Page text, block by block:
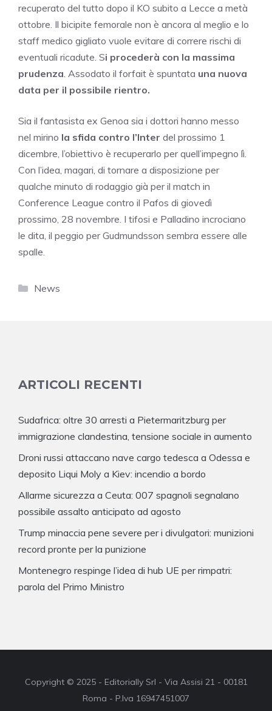
recuperato del tutto dopo il KO subito a Lecce a metà
ottobre. Il bicipite femorale non è ancora al meglio e lo
staff medico gigliato vuole evitare di correre rischi di
eventuali ricadute. Si procederà con la massima
prudenza . Assodato il forfait è spuntata una nuova
data per il possibile rientro.
Sia il fantasista ex Genoa sia i dottori hanno messo
nel mirino la sfida contro l’Inter del prossimo 1
dicembre, l’obiettivo è recuperarlo per quell’impegno lì.
Con l’idea, magari, di tornare a disposizione per
qualche minuto di rodaggio già per il match in
Conference League contro il Pafos di giovedì
prossimo, 28 novembre. I tifosi e Palladino incrociano
le dita, il peggio per Gudmundsson sembra essere alle
spalle.
Categorie
News
ARTICOLI RECENTI
Sudafrica: oltre 30 arresti a Pietermaritzburg per
immigrazione clandestina, tensione sociale in aumento
Droni russi attaccano nave cargo tedesca a Odessa e
deposito Liqui Moly a Kiev: incendio a bordo
Allarme sicurezza a Ceuta: 007 spagnoli segnalano
possibile assalto anticipato ad agosto
Trump minaccia pene severe per i divulgatori: munizioni
record pronte per la punizione
Montenegro respinge l’idea di hub UE per rimpatri:
parola del Primo Ministro
Copyright © 2025 - Editorially Srl - Via Assisi 21 - 00181
Roma - P.Iva 16947451007